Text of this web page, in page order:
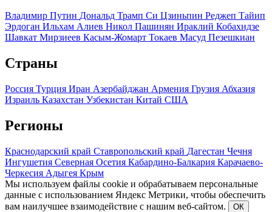
Владимир Путин Дональд Трамп Си Цзиньпин Реджеп Тайип
Эрдоган Ильхам Алиев Никол Пашинян Ираклий Кобахидзе
Шавкат Мирзиеев Касым-Жомарт Токаев Масуд Пезешкиан
Страны
Россия Турция Иран Азербайджан Армения Грузия Абхазия
Израиль Казахстан Узбекистан Китай США
Регионы
Краснодарский край Ставропольский край Дагестан Чечня
Ингушетия Северная Осетия Кабардино-Балкария Карачаево-
Черкесия Адыгея Крым
Мы используем файлы cookie и обрабатываем персональные
данные с использованием Яндекс Метрики, чтобы обеспечить
вам наилучшее взаимодействие с нашим веб-сайтом.
ОК